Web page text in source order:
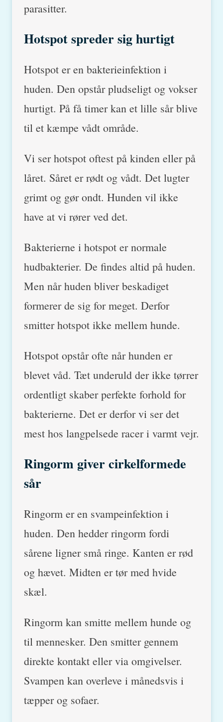
parasitter.
Hotspot spreder sig hurtigt
Hotspot er en bakterieinfektion i
huden. Den opstår pludseligt og vokser
hurtigt. På få timer kan et lille sår blive
til et kæmpe vådt område.
Vi ser hotspot oftest på kinden eller på
låret. Såret er rødt og vådt. Det lugter
grimt og gør ondt. Hunden vil ikke
have at vi rører ved det.
Bakterierne i hotspot er normale
hudbakterier. De findes altid på huden.
Men når huden bliver beskadiget
formerer de sig for meget. Derfor
smitter hotspot ikke mellem hunde.
Hotspot opstår ofte når hunden er
blevet våd. Tæt underuld der ikke tørrer
ordentligt skaber perfekte forhold for
bakterierne. Det er derfor vi ser det
mest hos langpelsede racer i varmt vejr.
Ringorm giver cirkelformede
sår
Ringorm er en svampeinfektion i
huden. Den hedder ringorm fordi
sårene ligner små ringe. Kanten er rød
og hævet. Midten er tør med hvide
skæl.
Ringorm kan smitte mellem hunde og
til mennesker. Den smitter gennem
direkte kontakt eller via omgivelser.
Svampen kan overleve i månedsvis i
tæpper og sofaer.